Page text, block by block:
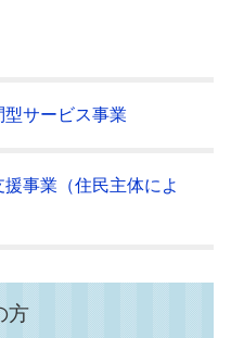
サービス事業
事業（住民主体によ
方